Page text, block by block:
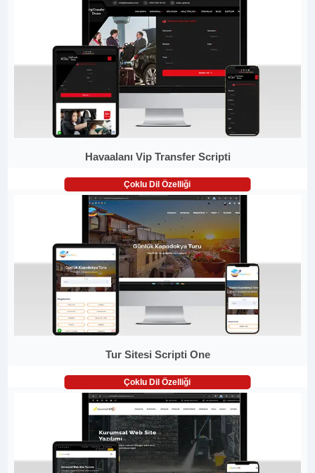
Havaalanı Vip Transfer Scripti
Çoklu Dil Özelliği
Tur Sitesi Scripti One
Çoklu Dil Özelliği